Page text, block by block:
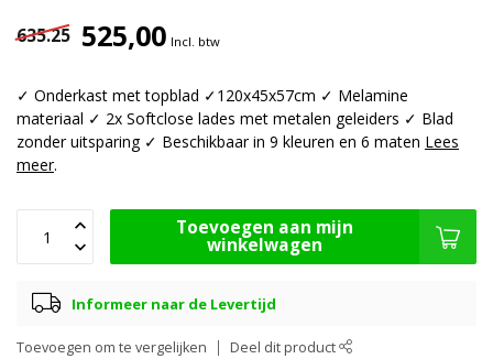
635.25 525,00 Incl. btw
✓ Onderkast met topblad ✓120x45x57cm ✓ Melamine
materiaal ✓ 2x Softclose lades met metalen geleiders ✓ Blad
zonder uitsparing ✓ Beschikbaar in 9 kleuren en 6 maten Lees
meer.
Toevoegen aan mijn
winkelwagen
Informeer naar de Levertijd
Toevoegen om te vergelijken Deel dit product